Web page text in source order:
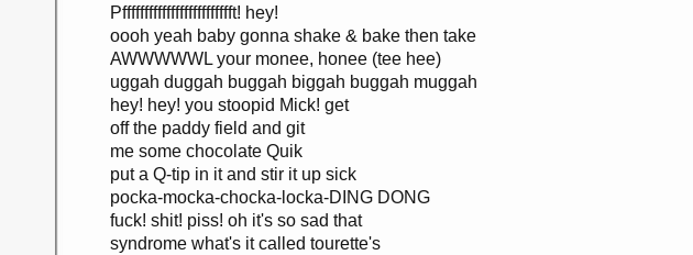
Pffffffffffffffffffffffffft! hey!
oooh yeah baby gonna shake & bake then take
AWWWWWL your monee, honee (tee hee)
uggah duggah buggah biggah buggah muggah
hey! hey! you stoopid Mick! get
off the paddy field and git
me some chocolate Quik
put a Q-tip in it and stir it up sick
pocka-mocka-chocka-locka-DING DONG
fuck! shit! piss! oh it's so sad that
syndrome what's it called tourette's